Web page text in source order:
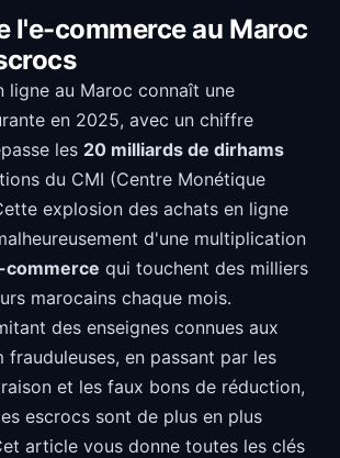
l'e-commerce au Maroc
ligne au Maroc connaît une
en 2025, avec un chiffre
les 20 milliards de dirhams
du CMI (Centre Monétique
explosion des achats en ligne
d'une multiplication
commerce qui touchent des milliers
marocains chaque mois.
des enseignes connues aux
frauduleuses, en passant par les
et les faux bons de réduction,
escrocs sont de plus en plus
article vous donne toutes les clés